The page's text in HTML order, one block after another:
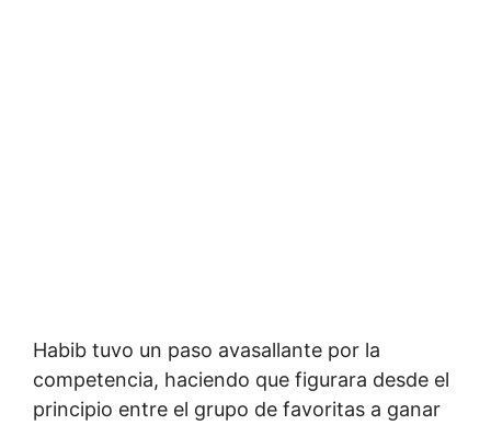
Habib tuvo un paso avasallante por la
competencia, haciendo que figurara desde el
principio entre el grupo de favoritas a ganar